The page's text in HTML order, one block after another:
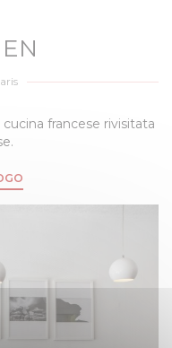
francese rivisitata